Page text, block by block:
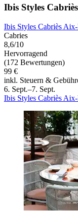
Ibis Styles
Ibis Styles Cabriès
Cabries
8,6/10
Hervorragend
(172 Bewertungen)
99 €
inkl. Steuern &
6. Sept.–7. Sept.
Ibis Styles Cabriès